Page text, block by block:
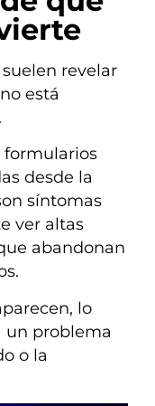
revelar
está
formularios
desde la
síntomas
ver altas
abandonan
lo
un problema
o la